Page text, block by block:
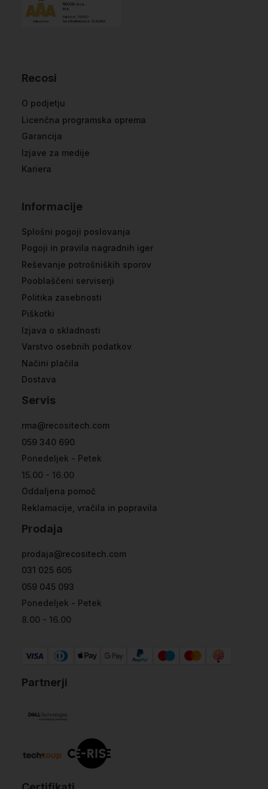
Recosi
O podjetju
Licenčna programska oprema
Garancija
Izjave za medije
Kariera
Informacije
Splošni pogoji poslovanja
Pogoji in pravila nagradnih iger
Reševanje potrošniških sporov
Pooblaščeni serviserji
Politika zasebnosti
Piškotki
Izjava o skladnosti
Varstvo osebnih podatkov
Načini plačila
Dostava
Servis
rma@recositech.com
059 340 690
Ponedeljek - Petek
15.00 - 16.00
Oddaljena pomoč
Reklamacije, vračila in popravila
Prodaja
prodaja@recositech.com
031 025 605
059 045 093
Ponedeljek - Petek
8.00 - 16.00
Partnerji